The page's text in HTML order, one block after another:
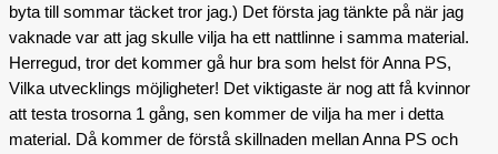
byta till sommar täcket tror jag.) Det första jag tänkte på när jag
vaknade var att jag skulle vilja ha ett nattlinne i samma material.
Herregud, tror det kommer gå hur bra som helst för Anna PS,
Vilka utvecklings möjligheter! Det viktigaste är nog att få kvinnor
att testa trosorna 1 gång, sen kommer de vilja ha mer i detta
material. Då kommer de förstå skillnaden mellan Anna PS och